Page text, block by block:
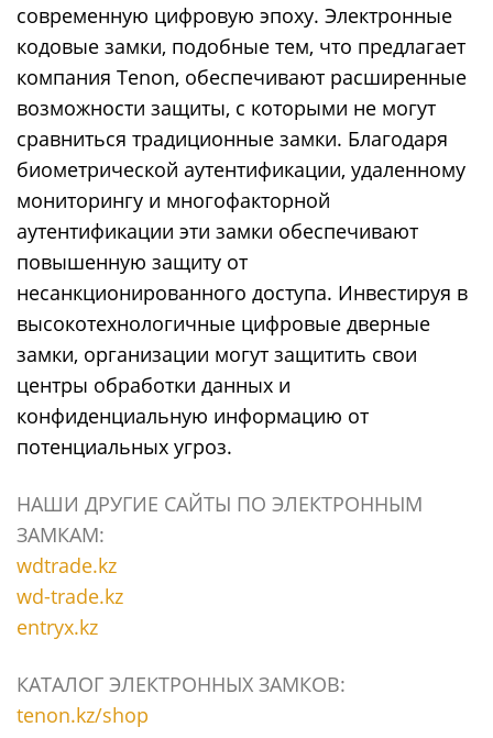
современную цифровую эпоху. Электронные
кодовые замки, подобные тем, что предлагает
компания Tenon, обеспечивают расширенные
возможности защиты, с которыми не могут
сравниться традиционные замки. Благодаря
биометрической аутентификации, удаленному
мониторингу и многофакторной
аутентификации эти замки обеспечивают
повышенную защиту от
несанкционированного доступа. Инвестируя в
высокотехнологичные цифровые дверные
замки, организации могут защитить свои
центры обработки данных и
конфиденциальную информацию от
потенциальных угроз.
НАШИ ДРУГИЕ САЙТЫ ПО ЭЛЕКТРОННЫМ
ЗАМКАМ:
wdtrade.kz
wd-trade.kz
entryx.kz
КАТАЛОГ ЭЛЕКТРОННЫХ ЗАМКОВ:
tenon.kz/shop